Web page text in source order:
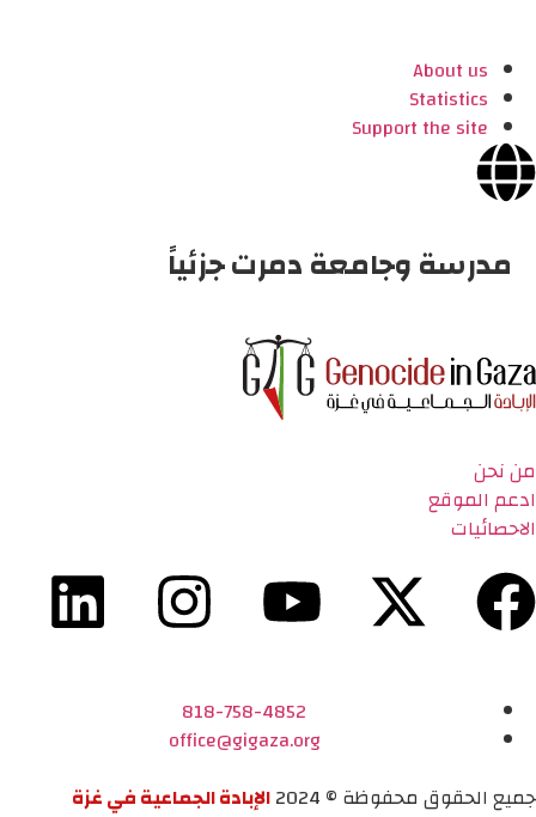
About us
Statistics
Support the site
مدرسة وجامعة دمرت جزئياً
من نحن
ادعم الموقع
الاحصائيات
818-758-4852
office@gigaza.org
جميع الحقوق محفوظة © 2024
الإبادة الجماعية في غزة